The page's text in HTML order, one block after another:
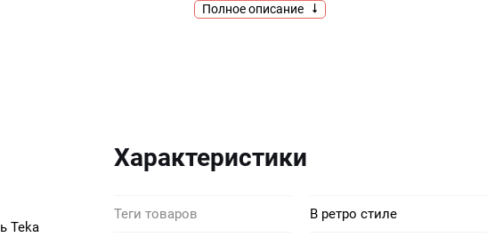
Полное описание
Teka
Характеристики
Теги товаров В ретро стиле